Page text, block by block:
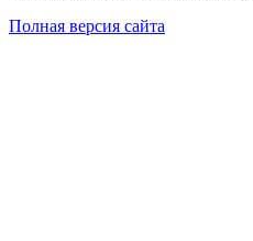
Полная версия сайта